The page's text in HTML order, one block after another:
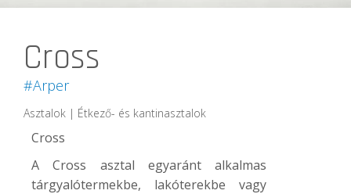
Cross
#Arper
Asztalok | Étkező- és kantinasztalok
Cross
A Cross asztal egyaránt alkalmas
tárgyalótermekbe, lakóterekbe vagy